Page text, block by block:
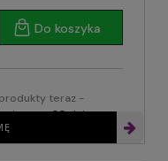
Do koszyka
teraz -
niego za 30 dni